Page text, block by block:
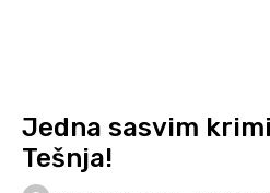
Jedna sasvim
Tešnja!